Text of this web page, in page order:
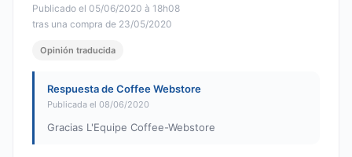
Publicado el 05/06/2020 à 18h08
tras una compra de 23/05/2020
Opinión traducida
Respuesta de Coffee Webstore
Publicada el 08/06/2020
Gracias L'Equipe Coffee-Webstore